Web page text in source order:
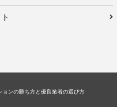
ンの勝ち方と優良業者の選び方